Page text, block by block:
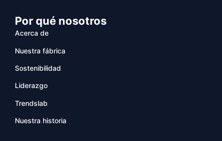
Por qué nosotros
Acerca de
Nuestra fábrica
Sostenibilidad
Liderazgo
Trendslab
Nuestra historia